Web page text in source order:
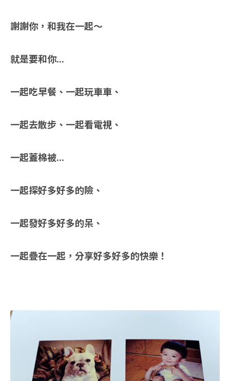
謝謝你，和我在一起～
就是要和你...
一起吃早餐、一起玩車車、
一起去散步、一起看電視、
一起蓋棉被...
一起探好多好多的險、
一起發好多好多的呆、
一起疊在一起，分享好多好多的快樂！